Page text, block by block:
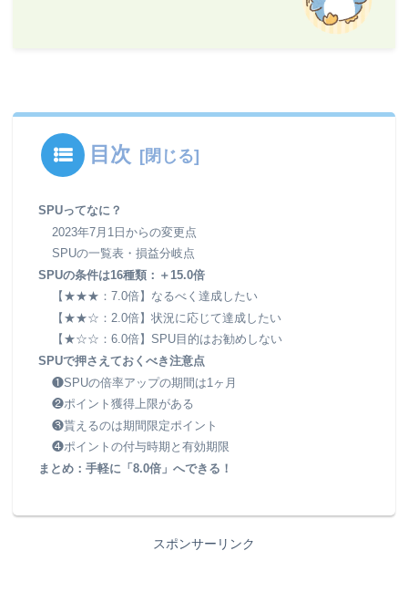
目次
SPUってなに？
2023年7月1日からの変更点
SPUの一覧表・損益分岐点
SPUの条件は16種類：＋15.0倍
【★★★：7.0倍】なるべく達成したい
【★★☆：2.0倍】状況に応じて達成したい
【★☆☆：6.0倍】SPU目的はお勧めしない
SPUで押さえておくべき注意点
❶SPUの倍率アップの期間は1ヶ月
❷ポイント獲得上限がある
❸貰えるのは期間限定ポイント
❹ポイントの付与時期と有効期限
まとめ：手軽に「8.0倍」へできる！
スポンサーリンク